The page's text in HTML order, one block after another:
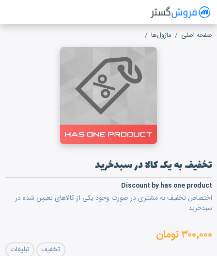
سیستم مدیریت فروش آنلاین
صفحه اصلی ماژول‌ها
تخفیف به یک کالا در سبدخرید
Discount by has one product
اختصاص تخفیف به مشتری در صورت وجود یکی از کالاهای تعیین شده در
سبدخرید
۳۰۰,۰۰۰ تومان
تخفیف تبلیغات